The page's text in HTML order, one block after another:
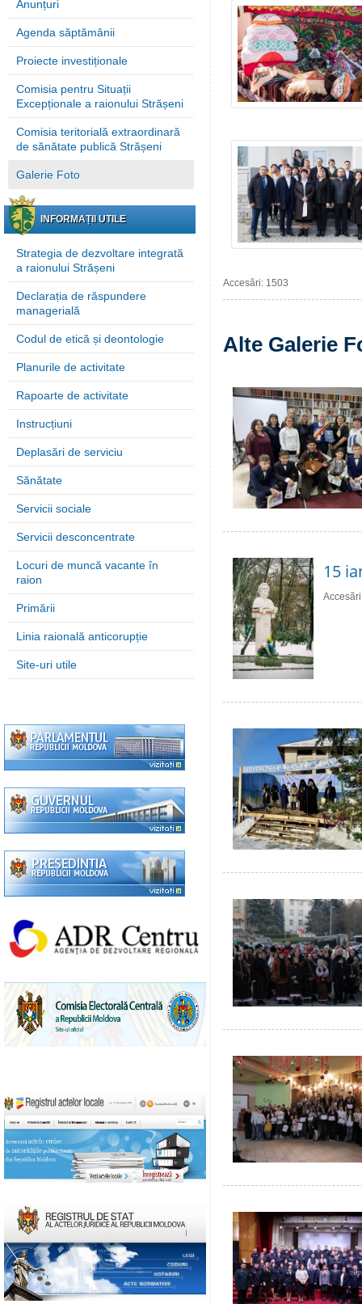
Anunțuri
Agenda săptămânii
Proiecte investiționale
Comisia pentru Situații
Excepționale a raionului Strășeni
Comisia teritorială extraordinară
de sănătate publică Strășeni
Galerie Foto
INFORMAȚII UTILE
Strategia de dezvoltare integrată
a raionului Strășeni
Declarația de răspundere
managerială
Codul de etică și deontologie
Planurile de activitate
Rapoarte de activitate
Instrucțiuni
Deplasări de serviciu
Sănătate
Servicii sociale
Servicii desconcentrate
Locuri de muncă vacante în
raion
Primării
Linia raională anticorupție
Site-uri utile
Accesări: 1503
Alte Galerie
15